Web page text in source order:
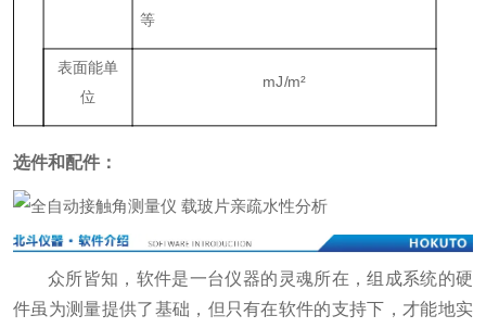
等
表面能单
位
mJ/m²
选件和配件：
众所皆知，软件是一台仪器的灵魂所在，组成系统的硬
件虽为测量提供了基础，但只有在软件的支持下，才能地实